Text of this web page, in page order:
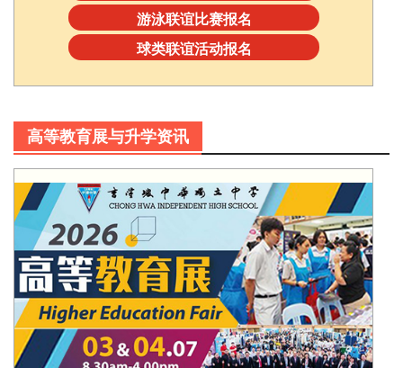
游泳联谊比赛报名
球类联谊活动报名
高等教育展与升学资讯